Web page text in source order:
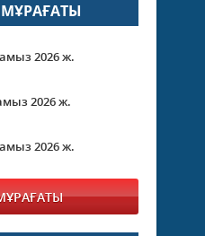
МҰРАҒАТЫ
2026 ж.
2026 ж.
2026 ж.